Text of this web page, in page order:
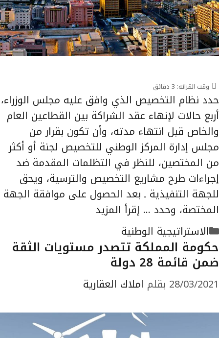
وقت القرائه: 3 دقائق
حدد نظام التخصيص الذي وافق عليه مجلس الوزراء،
أربع حالات لإنهاء عقد الشراكة بين القطاعين العام
والخاص قبل انتهاء مدته، وأن تكون بقرار من
مجلس إدارة المركز الوطني للتخصيص لجنة أو أكثر
من المختصين، للنظر في التظلمات المقدمة ضد
إجراءات طرح مشاريع التخصيص والترسية، ويحق
للجهة التنفيذية ـ بعد الحصول على موافقة الجهة
المختصة، وحدد … إقرأ المزيد
التصنيفات
الاستراتيجية الوطنية
حكومة المملكة تتصدر مستويات الثقة
ضمن قائمة 28 دولة
28/03/2021 بقلم املاك العقارية